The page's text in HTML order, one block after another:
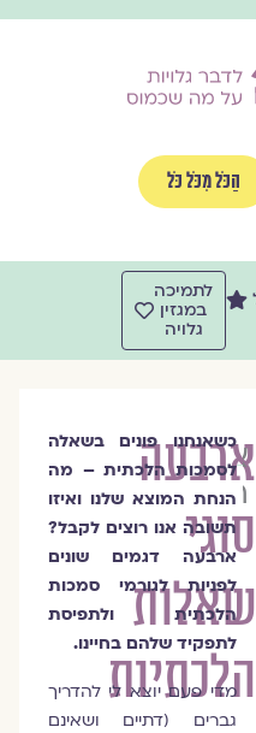
הַכֹּל מִכֹּל כֹּל
לתמיכה
במגזין
גלויה
ארבעה
סוגי
שאלות
הלכתיות
אלישב
רבינוביץ'
כשאנחנו פונים בשאלה
לסמכות הלכתית – מה
הנחת המוצא שלנו ואיזו
תשובה אנו רוצים לקבל?
ארבעה דגמים שונים
לפניות לגורמי סמכות
הלכתית ולתפיסת
לתפקיד שלהם בחיינו.
מדי פעם יוצא לי להדריך
גברים (דתיים ושאינם